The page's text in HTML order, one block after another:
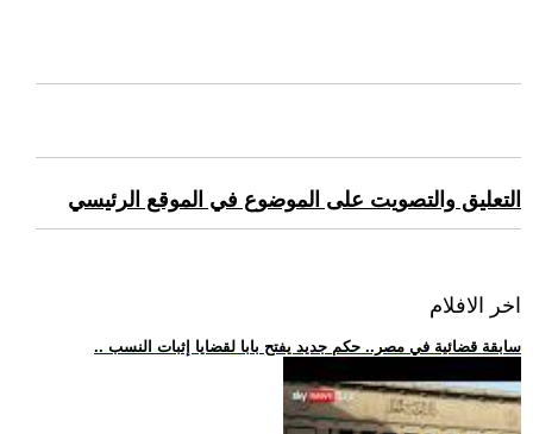
التعليق والتصويت على الموضوع في الموقع الرئيسي
اخر الافلام
.. سابقة قضائية في مصر.. حكم جديد يفتح بابا لقضايا إثبات النسب